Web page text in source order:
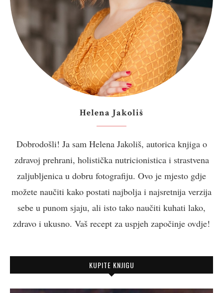
Helena Jakoliš
Dobrodošli! Ja sam Helena Jakoliš, autorica knjiga o
zdravoj prehrani, holistička nutricionistica i strastvena
zaljubljenica u dobru fotografiju. Ovo je mjesto gdje
možete naučiti kako postati najbolja i najsretnija verzija
sebe u punom sjaju, ali isto tako naučiti kuhati lako,
zdravo i ukusno. Vaš recept za uspjeh započinje ovdje!
KUPITE KNJIGU